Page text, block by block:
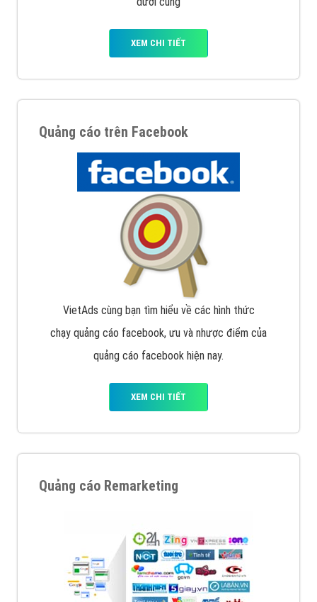
Google Ads là hình thức quảng cáo của Google được
tài trợ có chữ Ad gồm 4 ví trí trên cùng và 3 vị trí
dưới cùng
XEM CHI TIẾT